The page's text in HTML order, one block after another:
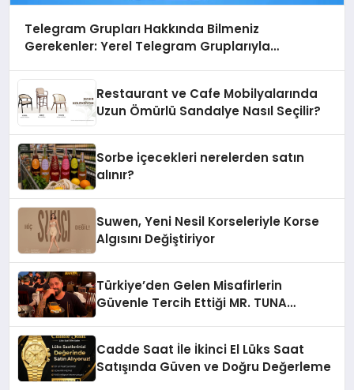
Telegram Grupları Hakkında Bilmeniz
Gerekenler: Yerel Telegram Gruplarıyla
Restaurant ve Cafe Mobilyalarında
Uzun Ömürlü Sandalye Nasıl Seçilir?
Sorbe içecekleri nerelerden satın
alınır?
Suwen, Yeni Nesil Korseleriyle Korse
Algısını Değiştiriyor
Türkiye’den Gelen Misafirlerin
Güvenle Tercih Ettiği MR. TUNA
Cadde Saat İle İkinci El Lüks Saat
Satışında Güven ve Doğru Değerleme